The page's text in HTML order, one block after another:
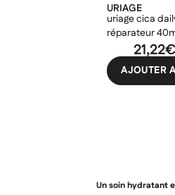
URIAGE
uriage cica
réparateur
AJOUTER
Un soin hydratant